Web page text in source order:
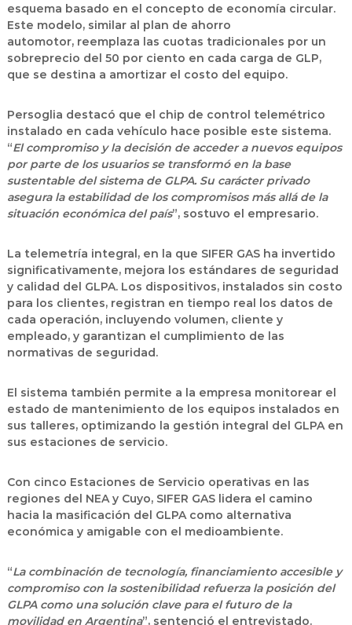
esquema basado en el concepto de economía circular.
Este modelo, similar al plan de ahorro
automotor, reemplaza las cuotas tradicionales por un
sobreprecio del 50 por ciento en cada carga de GLP,
que se destina a amortizar el costo del equipo.
Persoglia destacó que el chip de control telemétrico
instalado en cada vehículo hace posible este sistema.
“El compromiso y la decisión de acceder a nuevos equipos
por parte de los usuarios se transformó en la base
sustentable del sistema de GLPA. Su carácter privado
asegura la estabilidad de los compromisos más allá de la
situación económica del país”, sostuvo el empresario.
La telemetría integral, en la que SIFER GAS ha invertido
significativamente, mejora los estándares de seguridad
y calidad del GLPA. Los dispositivos, instalados sin costo
para los clientes, registran en tiempo real los datos de
cada operación, incluyendo volumen, cliente y
empleado, y garantizan el cumplimiento de las
normativas de seguridad.
El sistema también permite a la empresa monitorear el
estado de mantenimiento de los equipos instalados en
sus talleres, optimizando la gestión integral del GLPA en
sus estaciones de servicio.
Con cinco Estaciones de Servicio operativas en las
regiones del NEA y Cuyo, SIFER GAS lidera el camino
hacia la masificación del GLPA como alternativa
económica y amigable con el medioambiente.
“La combinación de tecnología, financiamiento accesible y
compromiso con la sostenibilidad refuerza la posición del
GLPA como una solución clave para el futuro de la
movilidad en Argentina”, sentenció el entrevistado.